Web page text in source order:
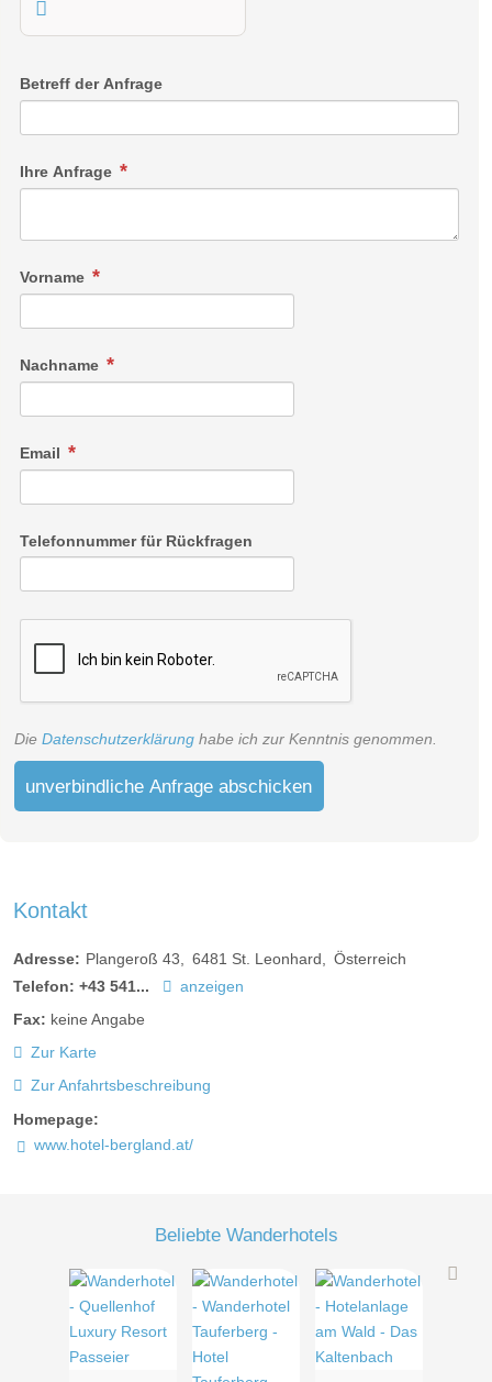
Betreff der Anfrage
Ihre Anfrage
Vorname
Nachname
Email
Telefonnummer für Rückfragen
Die Datenschutzerklärung habe ich zur Kenntnis genommen.
unverbindliche Anfrage abschicken
Kontakt
Adresse: Plangeroß 43 6481 St. Leonhard
Österreich
Telefon: +43 541...
anzeigen
Fax: keine Angabe
Zur Karte
Zur Anfahrtsbeschreibung
Homepage:
www.hotel-bergland.at/
Beliebte Wanderhotels